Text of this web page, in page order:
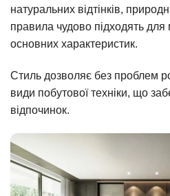
натуральних відтінків,
правила чудово підходять для
основних характеристик.
Стиль дозволяє без проблем
види побутової техніки, що
відпочинок.